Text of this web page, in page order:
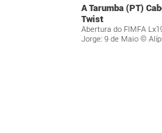
A Tarumba (PT)
Twist
Abertura do FIMFA
Jorge: 9 de Maio ©